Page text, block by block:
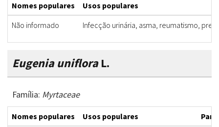
Nomes populares
Usos populares
Não informado
Infecção urinária, asma, reumatismo,
Eugenia unifloraL.
Família: Myrtaceae
Nomes populares Usos populares